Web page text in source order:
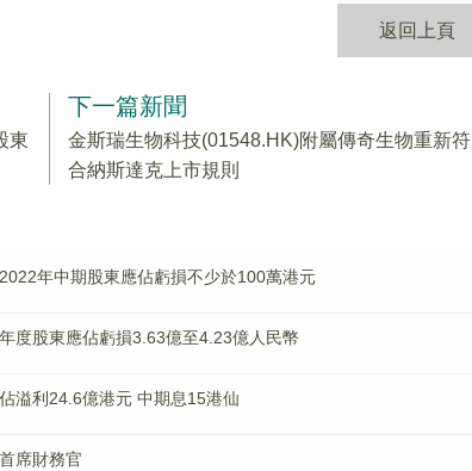
返回上頁
東
下一篇新聞
金斯瑞生物科技(01548.HK)附屬傳奇生物重新符
合納斯達克上市規則
年中期股東應佔虧損不少於100萬港元
度股東應佔虧損3.63億至4.23億人民幣
溢利24.6億港元 中期息15港仙
席財務官